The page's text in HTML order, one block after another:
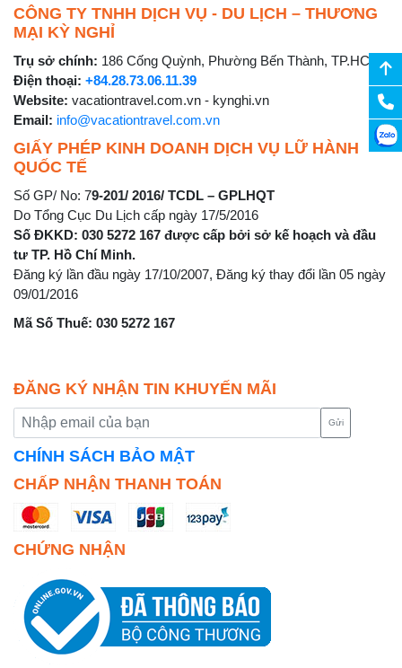
CÔNG TY TNHH DỊCH VỤ - DU LỊCH – THƯƠNG
MẠI KỲ NGHỈ
Trụ sở chính: 186 Cống Quỳnh, Phường Bến Thành, TP.HCM
Điện thoại: +84.28.73.06.11.39
Website: vacationtravel.com.vn - kynghi.vn
Email: info@vacationtravel.com.vn
GIẤY PHÉP KINH DOANH DỊCH VỤ LỮ HÀNH
QUỐC TẾ
Số GP/ No: 79-201/ 2016/ TCDL – GPLHQT
Do Tổng Cục Du Lịch cấp ngày 17/5/2016
Số ĐKKD: 030 5272 167 được cấp bởi sở kế hoạch và đầu
tư TP. Hồ Chí Minh.
Đăng ký lần đầu ngày 17/10/2007, Đăng ký thay đổi lần 05 ngày
09/01/2016
Mã Số Thuế: 030 5272 167
ĐĂNG KÝ NHẬN TIN KHUYẾN MÃI
Gửi
CHÍNH SÁCH BẢO MẬT
CHẤP NHẬN THANH TOÁN
CHỨNG NHẬN